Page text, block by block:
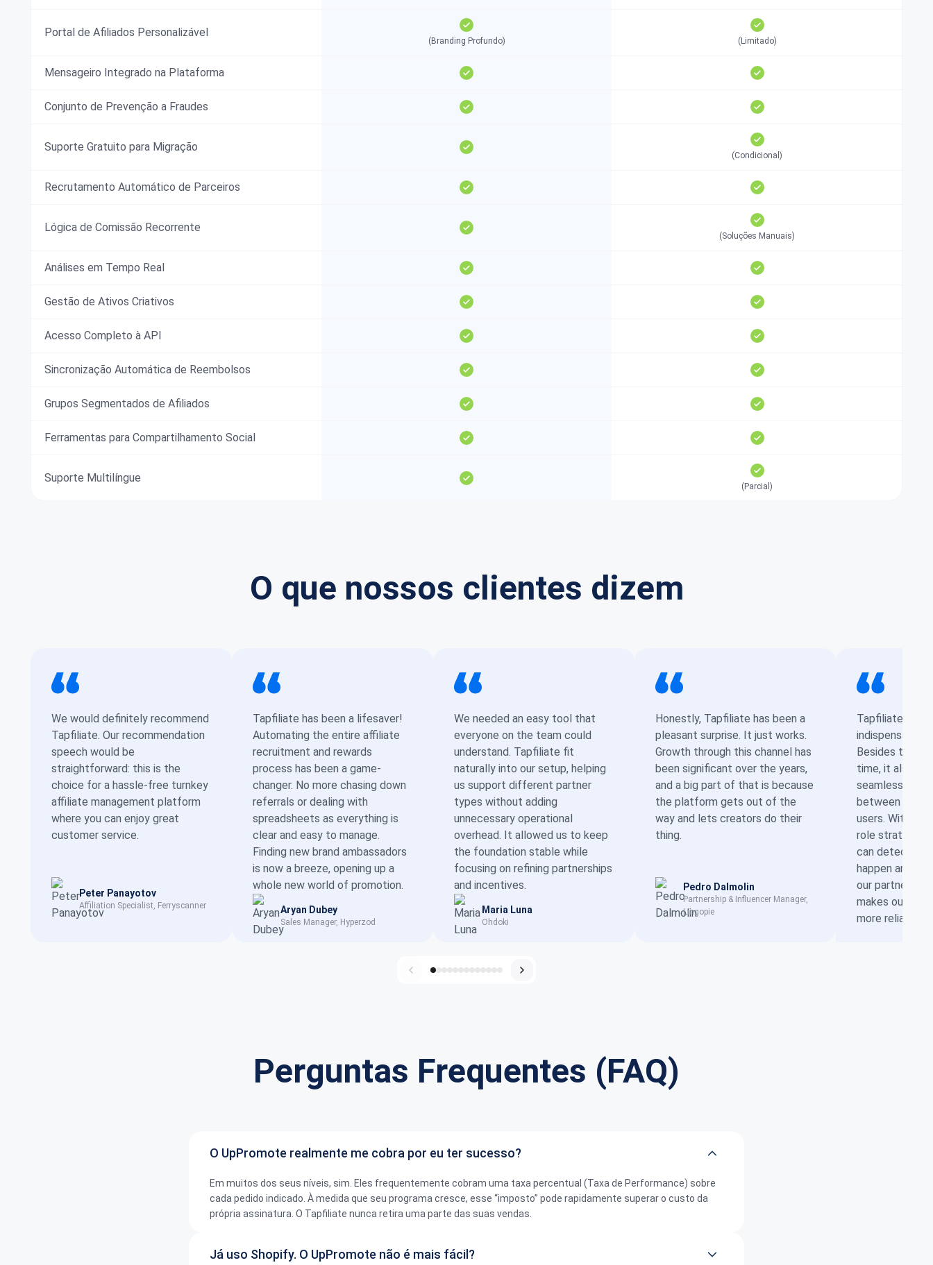
Portal de Afiliados Personalizável
(Branding Profundo) (Limitado)
Mensageiro Integrado na Plataforma
Conjunto de Prevenção a Fraudes
Suporte Gratuito para Migração
(Condicional)
Recrutamento Automático de Parceiros
Lógica de Comissão Recorrente
(Soluções Manuais)
Análises em Tempo Real
Gestão de Ativos Criativos
Acesso Completo à API
Sincronização Automática de Reembolsos
Grupos Segmentados de Afiliados
Ferramentas para Compartilhamento Social
Suporte Multilíngue
(Parcial)
O que nossos clientes dizem
We would definitely recommend
Tapfiliate. Our recommendation
speech would be
straightforward: this is the
choice for a hassle-free turnkey
affiliate management platform
where you can enjoy great
customer service.
Peter Panayotov
Affiliation Specialist, Ferryscanner
Tapfiliate has been a lifesaver!
Automating the entire affiliate
recruitment and rewards
process has been a game-
changer. No more chasing down
referrals or dealing with
spreadsheets as everything is
clear and easy to manage.
Finding new brand ambassadors
is now a breeze, opening up a
whole new world of promotion.
Aryan Dubey
Sales Manager, Hyperzod
We needed an easy tool that
everyone on the team could
understand. Tapfiliate fit
naturally into our setup, helping
us support different partner
types without adding
unnecessary operational
overhead. It allowed us to keep
the foundation stable while
focusing on refining partnerships
and incentives.
Maria Luna
Ohdoki
Honestly, Tapfiliate has been a
pleasant surprise. It just works.
Growth through this channel has
been significant over the years,
and a big part of that is because
the platform gets out of the
way and lets creators do their
thing.
Pedro Dalmolin
Partnership & Influencer Manager,
Lingopie
Tapfiliate has
indispensable
Besides
time, it also
seamlessly
between
users. With
role strategy
can detect
happen and
our partners to
makes our
more reliable
Perguntas Frequentes (FAQ)
O UpPromote realmente me cobra por eu ter sucesso?
Em muitos dos seus níveis, sim. Eles frequentemente cobram uma taxa percentual (Taxa de Performance) sobre
cada pedido indicado. À medida que seu programa cresce, esse “imposto” pode rapidamente superar o custo da
própria assinatura. O Tapfiliate nunca retira uma parte das suas vendas.
Já uso Shopify. O UpPromote não é mais fácil?